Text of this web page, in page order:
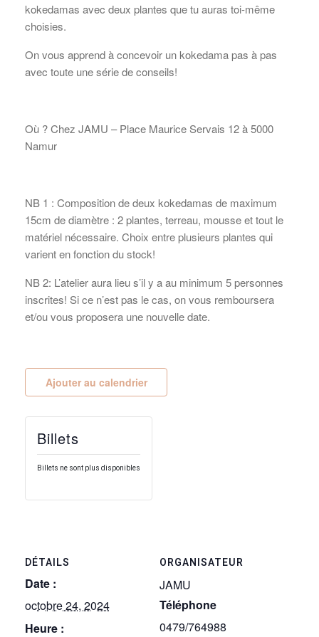
kokedamas avec deux plantes que tu auras toi-même
choisies.
On vous apprend à concevoir un kokedama pas à pas
avec toute une série de conseils!
Où ?Chez JAMU – Place Maurice Servais 12 à 5000
Namur
NB 1 : Composition de deux kokedamas de maximum
15cm de diamètre : 2 plantes, terreau, mousse et tout le
matériel nécessaire. Choix entre plusieurs plantes qui
varient en fonction du stock!
NB 2: L’atelier aura lieu s’il y a au minimum 5 personnes
inscrites! Si ce n’est pas le cas, on vous remboursera
et/ou vous proposera une nouvelle date.
Ajouter au calendrier
DÉTAILS
Date :
octobre 24, 2024
Heure :
ORGANISATEUR
JAMU
Téléphone
0479/764988
Billets
Billets ne sont plus disponibles